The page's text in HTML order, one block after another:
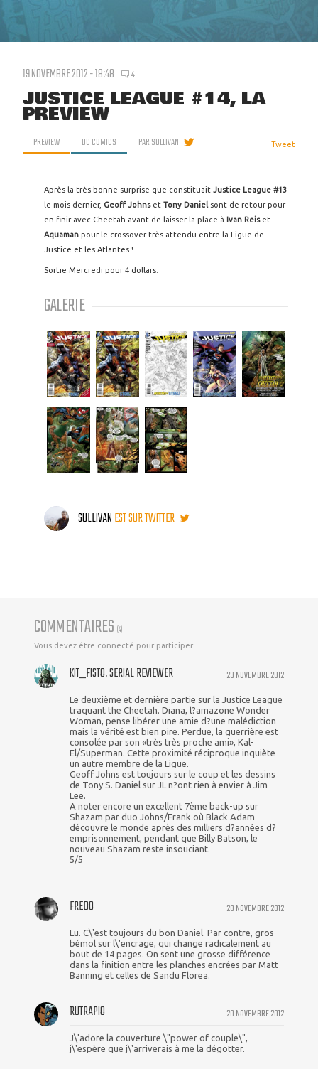
19 NOVEMBRE 2012 - 18:48 4
JUSTICE LEAGUE #14, LA
PREVIEW
PREVIEW DC COMICS PARSULLIVAN Tweet
Après la très bonne surprise que constituait Justice League #13
le mois dernier, Geoff Johns et Tony Daniel sont de retour pour
en finir avec Cheetah avant de laisser la place à Ivan Reiset
Aquaman pour le crossover très attendu entre la Ligue de
Justice et les Atlantes !
Sortie Mercredi pour 4 dollars.
GALERIE
SULLIVANEST SUR TWITTER
COMMENTAIRES (4)
Vous devez être connecté pour participer
23 NOVEMBRE 2012
KIT_FISTO, SERIAL REVIEWER
Le deuxième et dernière partie sur la Justice League
traquant the Cheetah. Diana, l?amazone Wonder
Woman, pense libérer une amie d?une malédiction
mais la vérité est bien pire. Perdue, la guerrière est
consolée par son «très très proche ami», Kal-
El/Superman. Cette proximité réciproque inquiète
un autre membre de la Ligue.
Geoff Johns est toujours sur le coup et les dessins
de Tony S. Daniel sur JL n?ont rien à envier à Jim
Lee.
A noter encore un excellent 7ème back-up sur
Shazam par duo Johns/Frank où Black Adam
découvre le monde après des milliers d?années d?
emprisonnement, pendant que Billy Batson, le
nouveau Shazam reste insouciant.
5/5
20 NOVEMBRE 2012
FREDO
Lu. C\'est toujours du bon Daniel. Par contre, gros
bémol sur l\'encrage, qui change radicalement au
bout de 14 pages. On sent une grosse différence
dans la finition entre les planches encrées par Matt
Banning et celles de Sandu Florea.
20 NOVEMBRE 2012
RUTRAPIO
J\'adore la couverture \"power of couple\",
j\'espère que j\'arriverais à me la dégotter.